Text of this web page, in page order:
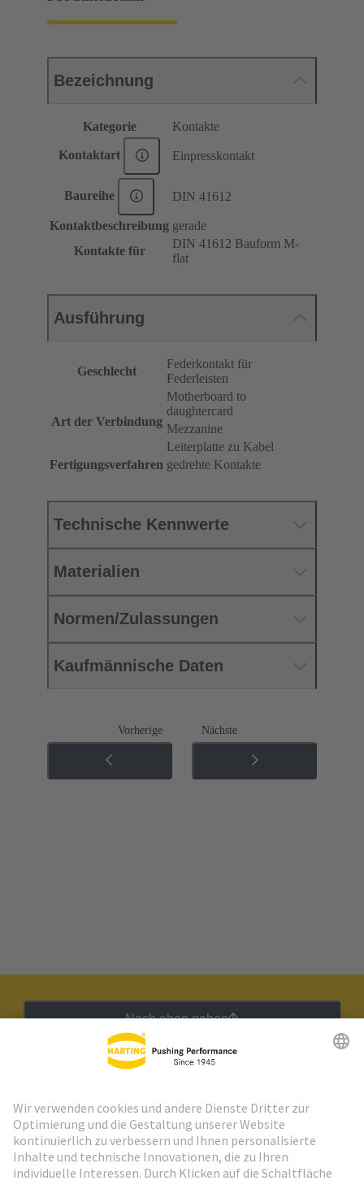
Bezeichnung
Kategorie Kontakte
Kontaktart Einpresskontakt
Baureihe DIN 41612
Kontaktbeschreibung gerade
Kontakte für
DIN 41612 Bauform M-
flat
Ausführung
Geschlecht
Federkontakt für
Federleisten
Art der Verbindung
Motherboard to
daughtercard
Mezzanine
Leiterplatte zu Kabel
Fertigungsverfahren gedrehte Kontakte
Technische Kennwerte
Materialien
Normen/Zulassungen
Kaufmännische Daten
Vorherige Nächste
Nach oben gehen